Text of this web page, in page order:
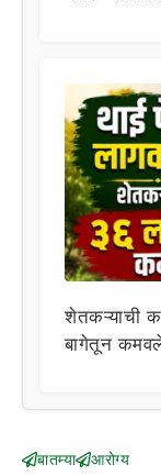
शेतकऱ्याची
बागेतून
बातम्या आरोग्य